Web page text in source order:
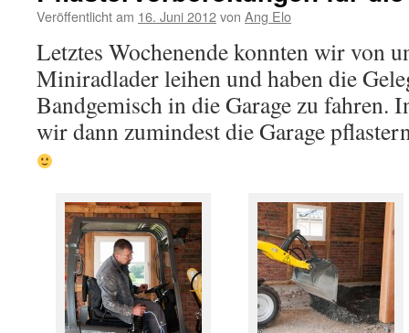
Veröffentlicht am 16. Juni 2012von Ang Elo
Letztes Wochenende konnten wir von
Miniradlader leihen und haben die
Bandgemisch in die Garage zu fahren.
wir dann zumindest die Garage